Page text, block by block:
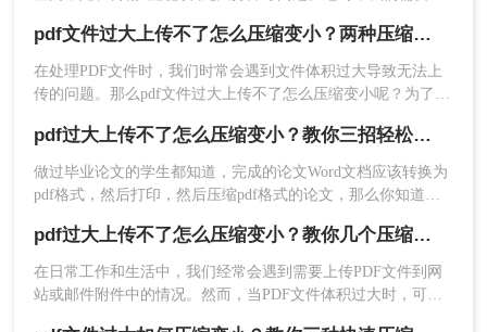
项，然后下载压缩后的文件即可，下面以转转大师
在线pdf压缩操作为例。
操作如下：
1、打开在线PDF压缩网址：
https://pdftoword.55.la/compress-pdf/
法来帮助您解决pdf文件过大怎么变小问题。
pdf文件过大上传不了怎么压缩变小？两种压缩方法帮你轻松解决！
在处理PDF文件时，我们时常会遇到文件体积过大导致无法上
传的问题。那么pdf文件过大上传不了怎么压缩变小呢？为了帮
pdf过大上传不了怎么压缩变小？教你三招轻松压缩pdf文档！
做过毕业论文的学生都知道，完成的论文Word文档应该转换为
pdf格式，然后打印，然后压缩pdf格式的论文，那么你知道如
在你马上就知道了，下面就来给大家讲讲pdf压缩的方法。pdf过大上传不了怎么压缩变小？教你几个压缩方法！
在日常工作和生活中，我们经常会遇到需要上传PDF文件到网
站或邮件附件中的情况。然而，当PDF文件体积过大时，可能